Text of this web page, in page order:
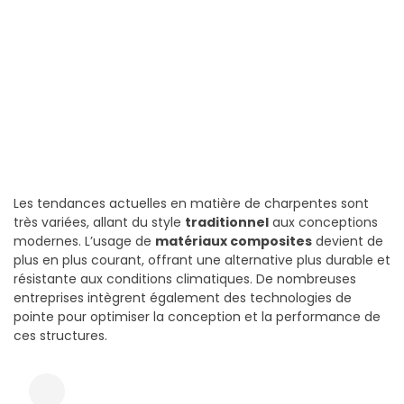
Les tendances actuelles en matière de charpentes sont
très variées, allant du style traditionnel aux conceptions
modernes. L’usage de matériaux composites devient de
plus en plus courant, offrant une alternative plus durable et
résistante aux conditions climatiques. De nombreuses
entreprises intègrent également des technologies de
pointe pour optimiser la conception et la performance de
ces structures.